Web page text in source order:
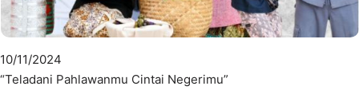
10/11/2024
“Teladani Pahlawanmu Cintai Negerimu”